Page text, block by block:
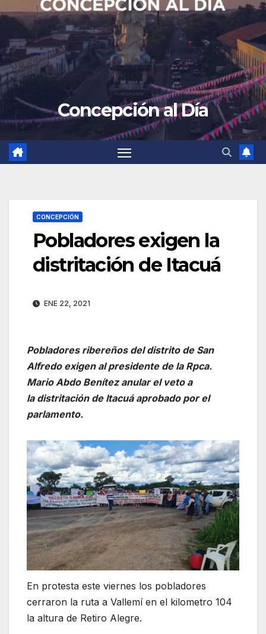
Concepción al Día
CONCEPCIÓN
Pobladores exigen la
distritación de Itacuá
ENE 22, 2021
Pobladores ribereños del distrito de San
Alfredo exigen al presidente de la Rpca.
Mario Abdo Benítez anular el veto a
la distritación de Itacuá aprobado por el
parlamento.
En protesta este viernes los pobladores
cerraron la ruta a Vallemí en el kilometro 104
la altura de Retiro Alegre.